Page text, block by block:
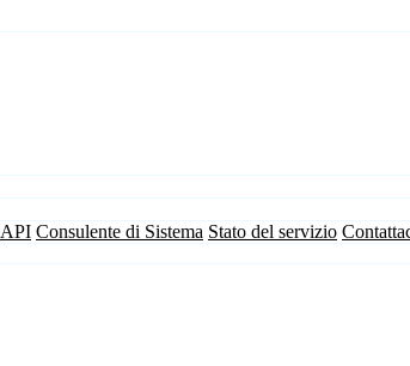
API Consulente di Sistema Stato del servizio